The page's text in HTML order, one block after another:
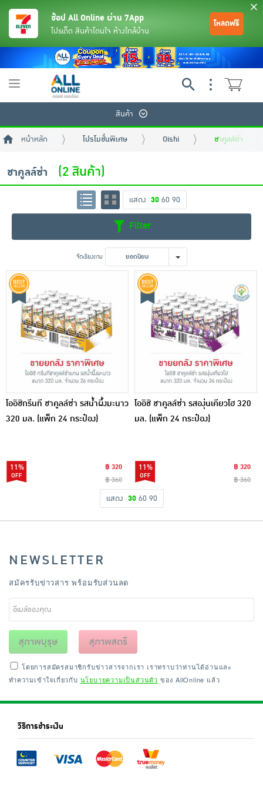
เครื่องปรุงรสและของแห้ง
ขนมขบเคี้ยว และช็อคโกแลต
อาหารสด ผัก ผลไม้และเบเกอรี่
ช้อป All Online ผ่าน 7App
โปรเด็ด สินค้าโดนใจ ห้างใกล้บ้าน
โหลดฟรี
Toggle
สินค้า
หน้าหลัก โปรโมชั่นพิเศษ Oishi ชาคูลล์ซ่า
ชาคูลล์ซ่า (2 สินค้า)
แสดง 30 60 90
Filter
จัดเรียงตาม ยอดนิยม
โออิชิกรีนที ชาคูลล์ซ่า รสน้ำผึ้งมะนาว
320 มล. (แพ็ก 24 กระป๋อง)
11%
฿ 320
฿ 360
โออิชิ ชาคูลล์ซ่า รสองุ่นเคียวโฮ 320
มล. (แพ็ก 24 กระป๋อง)
11%
฿ 320
฿ 360
แสดง 30 60 90
NEWSLETTER
สมัครรับข่าวสาร พร้อมรับส่วนลด
สุภาพบุรุษ สุภาพสตรี
โดยการสมัครสมาชิกรับข่าวสารจากเรา เราทราบว่าท่านได้อ่านและ
ทำความเข้าใจเกี่ยวกับ นโยบายความเป็นส่วนตัว ของ AllOnline แล้ว
วิธีการชำระเงิน